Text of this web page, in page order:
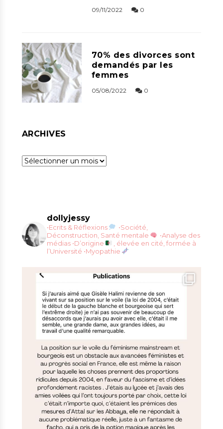
09/11/2022 0
70% des divorces sont
demandés par les
femmes
05/08/2022 0
ARCHIVES
Archives
dollyjessy
•Ecrits & Réflexions
•Société,
Déconstruction, Santé mentale
•Analyse des
médias •D’origine
, élevée en cité, formée à
l’Université •Myopathie